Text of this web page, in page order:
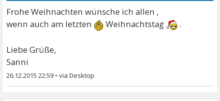
Frohe Weihnachten wünsche ich allen ,
wenn auch am letzten
Weihnachtstag .
Liebe Grüße,
Sanni
26.12.2015 22:59 •